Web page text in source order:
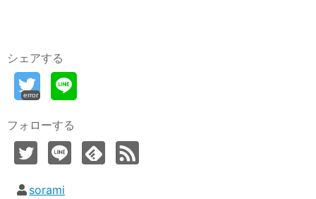
シェアする
error
フォローする
sorami